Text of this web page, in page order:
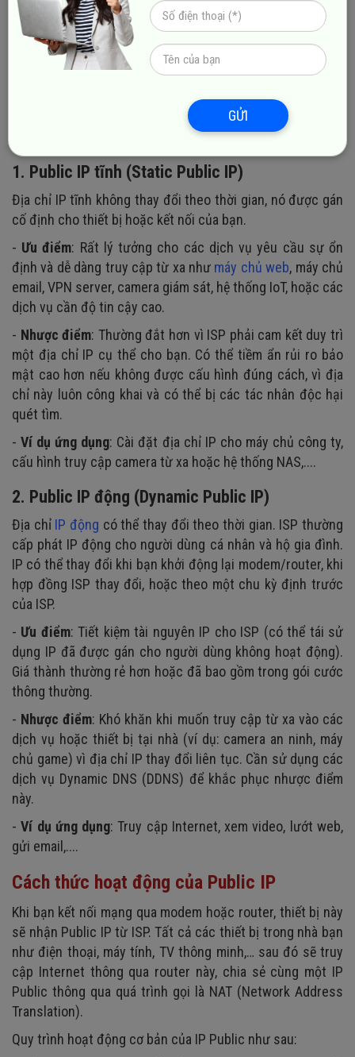
Public IP có thể được phân loại thành hai dạng chính dựa
trên cách chúng được gán và duy trì:
1. Public IP tĩnh (Static Public IP)
Địa chỉ IP tĩnh không thay đổi theo thời gian, nó được gán
cố định cho thiết bị hoặc kết nối của bạn.
- Ưu điểm: Rất lý tưởng cho các dịch vụ yêu cầu sự ổn
định và dễ dàng truy cập từ xa như máy chủ web, máy chủ
email, VPN server, camera giám sát, hệ thống IoT, hoặc các
dịch vụ cần độ tin cậy cao.
- Nhược điểm: Thường đắt hơn vì ISP phải cam kết duy trì
một địa chỉ IP cụ thể cho bạn. Có thể tiềm ẩn rủi ro bảo
mật cao hơn nếu không được cấu hình đúng cách, vì địa
chỉ này luôn công khai và có thể bị các tác nhân độc hại
quét tìm.
-Ví dụ ứng dụng: Cài đặt địa chỉ IP cho máy chủ công ty,
cấu hình truy cập camera từ xa hoặc hệ thống NAS,....
2. Public IP động (Dynamic Public IP)
Địa chỉ IP động có thể thay đổi theo thời gian. ISP thường
cấp phát IP động cho người dùng cá nhân và hộ gia đình.
IP có thể thay đổi khi bạn khởi động lại modem/router, khi
hợp đồng ISP thay đổi, hoặc theo một chu kỳ định trước
của ISP.
- Ưu điểm: Tiết kiệm tài nguyên IP cho ISP (có thể tái sử
dụng IP đã được gán cho người dùng không hoạt động).
Giá thành thường rẻ hơn hoặc đã bao gồm trong gói cước
thông thường.
- Nhược điểm: Khó khăn khi muốn truy cập từ xa vào các
dịch vụ hoặc thiết bị tại nhà (ví dụ: camera an ninh, máy
chủ game) vì địa chỉ IP thay đổi liên tục. Cần sử dụng các
dịch vụ Dynamic DNS (DDNS) để khắc phục nhược điểm
này.
-Ví dụ ứng dụng: Truy cập Internet, xem video, lướt web,
gửi email,....
Cách thức hoạt động của Public IP
Khi bạn kết nối mạng qua modem hoặc router, thiết bị này
sẽ nhận Public IP từ ISP. Tất cả các thiết bị trong nhà bạn
như điện thoại, máy tính, TV thông minh,… sau đó sẽ truy
cập Internet thông qua router này, chia sẻ cùng một IP
Public thông qua quá trình gọi là NAT (Network Address
Translation).
Quy trình hoạt động cơ bản của IP Public như sau:
GỬI